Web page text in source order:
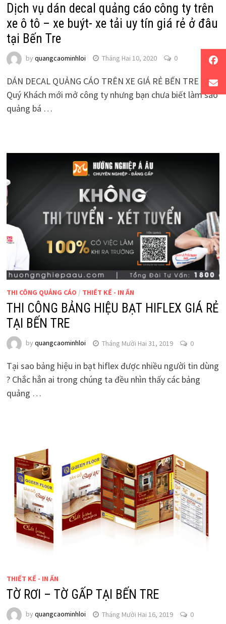
Dịch vụ dán decal quảng cáo công ty trên
xe ô tô – xe buýt- xe tải uy tín giá rẻ ở đâu
tại Bến Tre
by quangcaominhloi Tháng Hai 10, 2020 0
DÁN DECAL QUẢNG CÁO TRÊN XE GIÁ RẺ BẾN TRE *
Quý Khách mới mở công ty nhưng bạn chưa biết làm sao
quảng bá …
THI CÔNG QUẢNG CÁO / THIẾT KẾ - IN ẤN
THI CÔNG BẢNG HIỆU BẠT HIFLEX GIÁ RẺ
TẠI BẾN TRE
by quangcaominhloi Tháng Mười Hai 31, 2019 0
Tại sao bảng hiệu in bạt hiflex được nhiều người tin dùng
? Chắc hẳn ai trong chúng ta đều nhìn thấy các bảng
quảng …
THIẾT KẾ - IN ẤN
TỜ RƠI – TỜ GẤP TẠI BẾN TRE
by quangcaominhloi Tháng Mười Hai 16, 2019 0